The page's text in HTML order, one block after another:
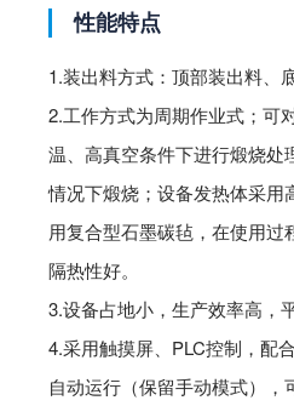
性能特点
1.装出料方式：顶部装出料、
2.工作方式为周期作业式；可
温、高真空条件下进行煅烧处
情况下煅烧；设备发热体采用
用复合型石墨碳毡，在使用过
隔热性好。
3.设备占地小，生产效率高，
4.采用触摸屏、PLC控制，配
自动运行（保留手动模式），